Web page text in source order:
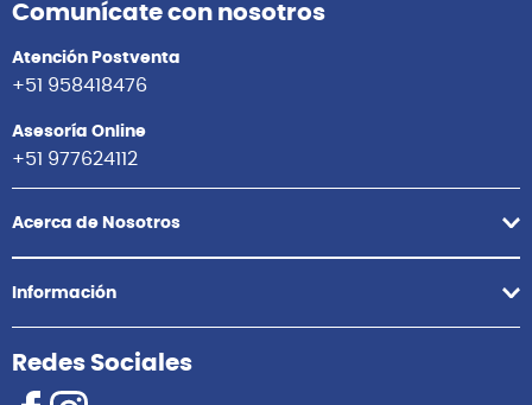
Comunícate con nosotros
Atención Postventa
+51 958418476
Asesoría Online
+51 977624112
Acerca de Nosotros
Información
Redes Sociales